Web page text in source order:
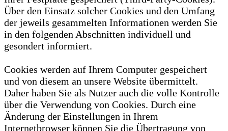
Über den Einsatz solcher Cookies und den Umfang
der jeweils gesammelten Informationen werden Sie
in den folgenden Abschnitten individuell und
gesondert informiert.
Cookies werden auf Ihrem Computer gespeichert
und von diesem an unsere Website übermittelt.
Daher haben Sie als Nutzer auch die volle Kontrolle
über die Verwendung von Cookies. Durch eine
Änderung der Einstellungen in Ihrem
Internetbrowser können Sie die Übertragung von